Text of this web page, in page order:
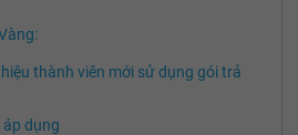
thành viên mới sử dụng gói trả
dụng